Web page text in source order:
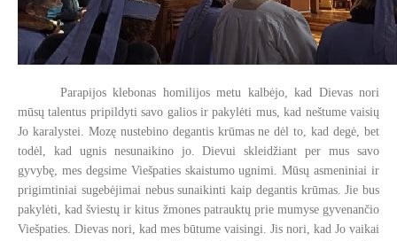
Parapijos klebonas homilijos metu kalbėjo, kad Dievas nori
mūsų talentus pripildyti savo galios ir pakylėti mus, kad neštume vaisių
Jo karalystei. Mozę nustebino degantis krūmas ne dėl to, kad degė, bet
todėl, kad ugnis nesunaikino jo. Dievui skleidžiant per mus savo
gyvybę, mes degsime Viešpaties skaistumo ugnimi. Mūsų asmeniniai ir
prigimtiniai sugebėjimai nebus sunaikinti kaip degantis krūmas. Jie bus
pakylėti, kad šviestų ir kitus žmones patrauktų prie mumyse gyvenančio
Viešpaties. Dievas nori, kad mes būtume vaisingi. Jis nori, kad Jo vaikai